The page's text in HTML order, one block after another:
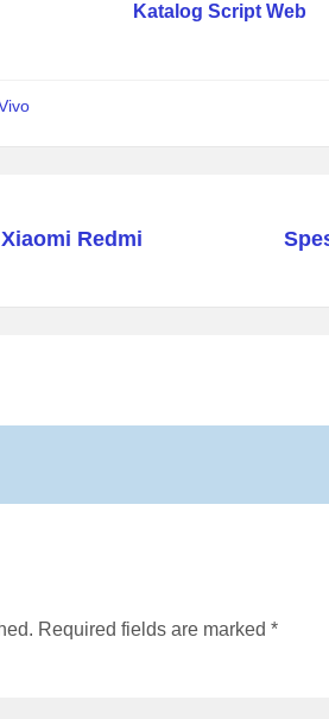
Katalog Script Web
Redmi
Required fields are marked*